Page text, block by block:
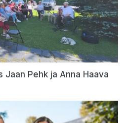
Jaan Pehk ja Anna Haava